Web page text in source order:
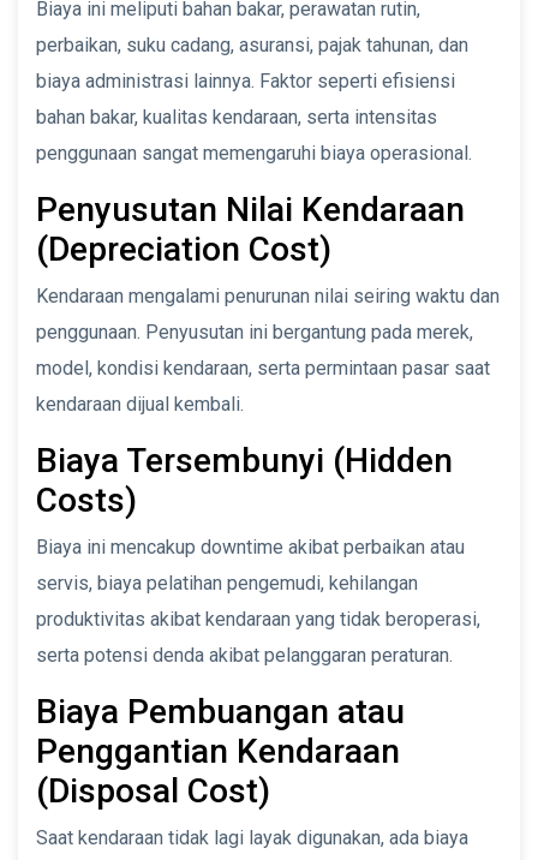
Biaya ini meliputi bahan bakar, perawatan rutin,
perbaikan, suku cadang, asuransi, pajak tahunan, dan
biaya administrasi lainnya. Faktor seperti efisiensi
bahan bakar, kualitas kendaraan, serta intensitas
penggunaan sangat memengaruhi biaya operasional.
Penyusutan Nilai Kendaraan
(Depreciation Cost)
Kendaraan mengalami penurunan nilai seiring waktu dan
penggunaan. Penyusutan ini bergantung pada merek,
model, kondisi kendaraan, serta permintaan pasar saat
kendaraan dijual kembali.
Biaya Tersembunyi (Hidden
Costs)
Biaya ini mencakup downtime akibat perbaikan atau
servis, biaya pelatihan pengemudi, kehilangan
produktivitas akibat kendaraan yang tidak beroperasi,
serta potensi denda akibat pelanggaran peraturan.
Biaya Pembuangan atau
Penggantian Kendaraan
(Disposal Cost)
Saat kendaraan tidak lagi layak digunakan, ada biaya